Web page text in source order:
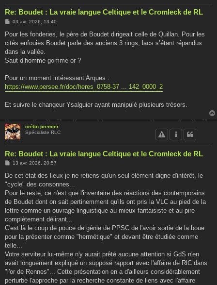
Re: Boudet : La vraie langue Celtique et le Cromleck de RL
M
s
a
g
03 avr. 2026, 13:40
Pour les fonderies, le père de Boudet dirigeait celle de Quillan. Pour les
cités enfouies Boudet parle des anciens 3 rings, lacs s’étant répandus
dans la vallée.
Saut d’homme gomme or ?
Pour un moment intéressant Arques :
https://www.persee.fr/doc/heres_0758-37 ... 142_0000_2
Et suivre le changeur Ysalguier ayant manipulé plusieurs trésors.
crétin premier
Spécialiste RLC
Re: Boudet : La vraie langue Celtique et le Cromleck de RL
M
s
a
g
13 avr. 2026, 20:57
De cet état des lieux je ne retiens qu'un seul élément digne d'intérêt, le
"cycle" des consonnes...
Pour le reste, ce n'est que l'inventaire des réactions des contemporains
de Boudet dont on sait pertinemment qu'ils ont pris la VLC au pied de la
lettre comme un ouvrage linguistique au mieux fantaisiste et au pire
complètement délirant...
C'est là le coup de pouce de génie de PPSC de l'avoir sortie de la boue
pour la présenter comme "hermétique" et devant être étudiée comme
telle...
Votre serviteur lui-même n'y aurait prêté aucune attention si GdS n'en
avait longuement expliqué un supposé rapport avec l'affaire de RlC dans
"l'or de Rennes"... Cette présentation en a d'ailleurs considérablement
perturbé l'approche par la recherche constante de liens avec l'affaire